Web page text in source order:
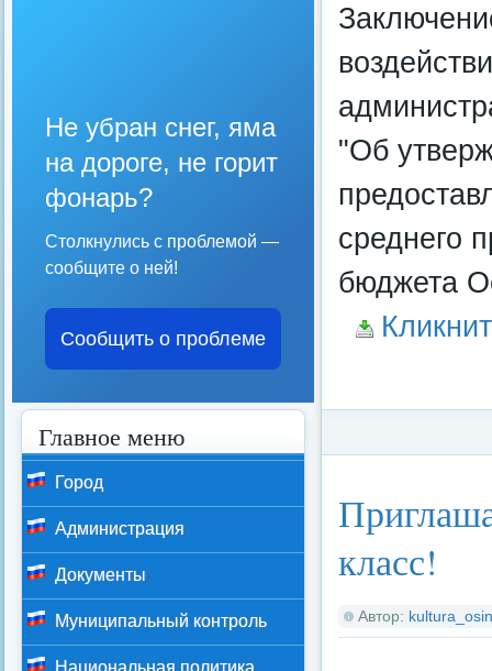
"Об
среднего
бюджета
класс!
Автор:
Не убран снег, яма
на дороге, не горит
фонарь?
Столкнулись с проблемой —
сообщите о ней!
Сообщить о проблеме
Главное меню
Город
Администрация
Документы
Муниципальный контроль
Национальная политика